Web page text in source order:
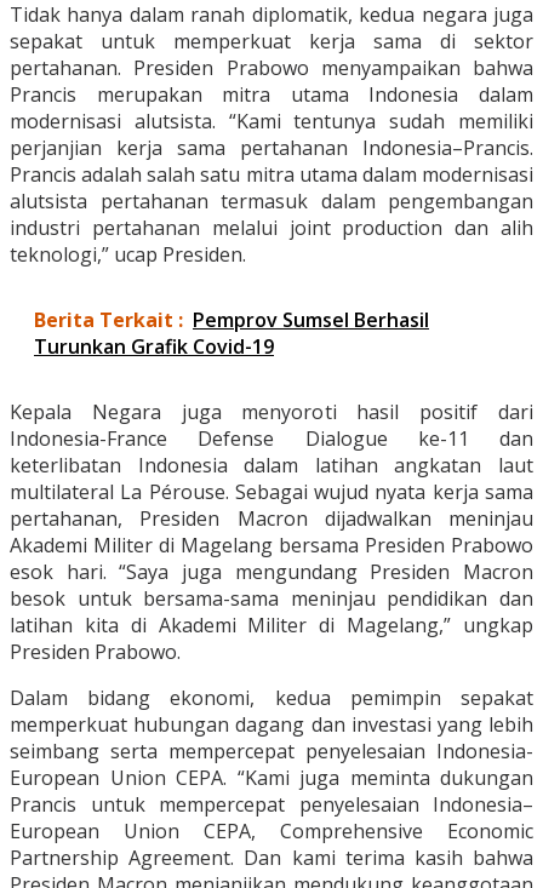
Tidak hanya dalam ranah diplomatik, kedua negara juga
sepakat untuk memperkuat kerja sama di sektor
pertahanan. Presiden Prabowo menyampaikan bahwa
Prancis merupakan mitra utama Indonesia dalam
modernisasi alutsista. “Kami tentunya sudah memiliki
perjanjian kerja sama pertahanan Indonesia–Prancis.
Prancis adalah salah satu mitra utama dalam modernisasi
alutsista pertahanan termasuk dalam pengembangan
industri pertahanan melalui joint production dan alih
teknologi,” ucap Presiden.
Berita Terkait : Pemprov Sumsel Berhasil
Turunkan Grafik Covid-19
Kepala Negara juga menyoroti hasil positif dari
Indonesia-France Defense Dialogue ke-11 dan
keterlibatan Indonesia dalam latihan angkatan laut
multilateral La Pérouse. Sebagai wujud nyata kerja sama
pertahanan, Presiden Macron dijadwalkan meninjau
Akademi Militer di Magelang bersama Presiden Prabowo
esok hari. “Saya juga mengundang Presiden Macron
besok untuk bersama-sama meninjau pendidikan dan
latihan kita di Akademi Militer di Magelang,” ungkap
Presiden Prabowo.
Dalam bidang ekonomi, kedua pemimpin sepakat
memperkuat hubungan dagang dan investasi yang lebih
seimbang serta mempercepat penyelesaian Indonesia-
European Union CEPA. “Kami juga meminta dukungan
Prancis untuk mempercepat penyelesaian Indonesia–
European Union CEPA, Comprehensive Economic
Partnership Agreement. Dan kami terima kasih bahwa